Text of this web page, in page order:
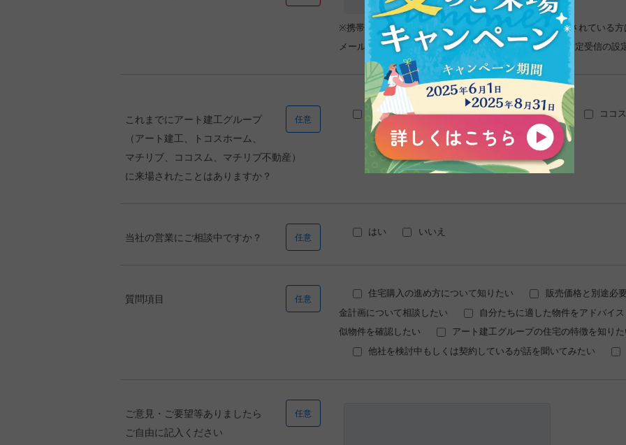
※携帯電話､スマートフォンの設定が【受信拒否設定】をされている方
メールが受けとれなくなってしまいますので、ドメイン指定受信の設
これまでにアート建工グループ
（アート建工、トコスホーム、
マチリブ、ココスム、マチリブ不動産）
に来場されたことはありますか？
任意 アート建工 トコスホーム マチリブ ココ
当社の営業にご相談中ですか？ 任意 はい いいえ
質問項目 任意 住宅購入の進め方について知りたい 販売価格と別途必
金計画について相談したい
自分たちに適した物件をアドバイ
似物件を確認したい
アート建工グループの住宅の特徴を知り
他社を検討中もしくは契約しているが話を聞いてみたい
ご意見・ご要望等ありましたら
ご自由に記入ください
任意